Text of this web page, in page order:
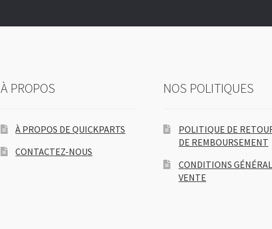
À PROPOS
À PROPOS DE QUICKPARTS
CONTACTEZ-NOUS
NOS POLITIQUES
POLITIQUE DE
DE REMBOURSEMENT
CONDITIONS
VENTE